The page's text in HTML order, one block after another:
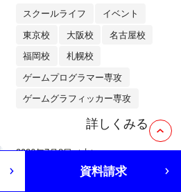
スクールライフ イベント
東京校 大阪校 名古屋校
福岡校 札幌校
ゲームプログラマー専攻
ゲームグラフィッカー専攻
詳しくみる
2026年7月8日（水）
新入生歓迎「ゲームジャ
資料請求